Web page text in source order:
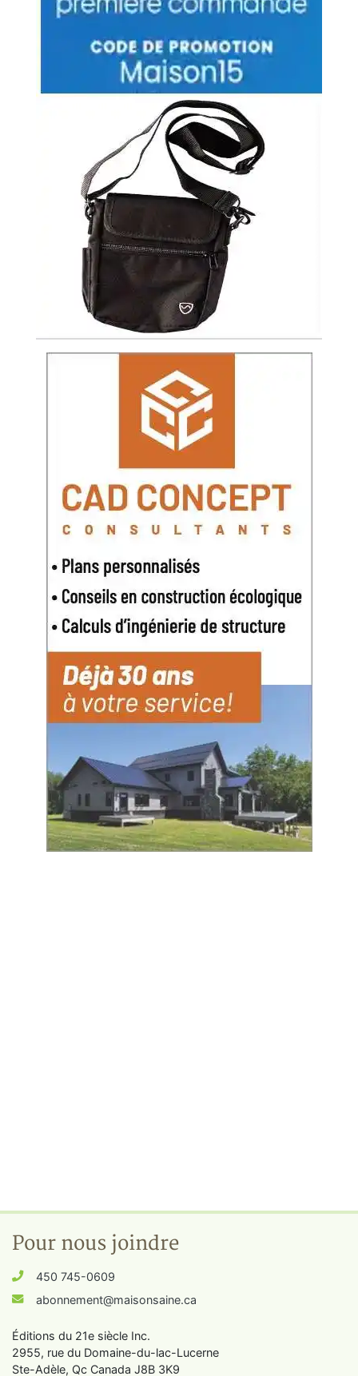
Pour nous joindre
450 745-0609
abonnement@maisonsaine.ca
Éditions du 21e siècle Inc.
2955, rue du Domaine-du-lac-Lucerne
Ste-Adèle, Qc Canada J8B 3K9